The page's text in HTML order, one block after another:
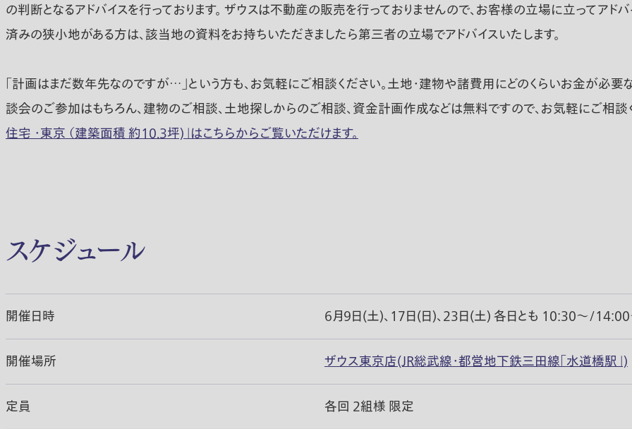
の判断となるアドバイスを行っております。 ザウスは不動産の販売を行っておりませんので、お客様の立場に立ってアド
済みの狭小地がある方は、該当地の資料をお持ちいただきましたら第三者の立場でアドバイスいたします。
「計画はまだ数年先なのですが…」という方も、お気軽にご相談ください。土地・建物や諸費用にどのくらいお金が必要
談会のご参加はもちろん、建物のご相談、土地探しからのご相談、資金計画作成などは無料ですので、お気軽にご相談
住宅 ・東京 （建築面積 約10.3坪)」はこちらからご覧いただけます。
スケジュール
開催日時 6月9日(土)、17日(日)、23日(土) 各日とも 10:30〜/
開催場所 ザウス東京店(JR総武線・都営地下鉄三田線「水道橋駅」)
定員 各回 2組様 限定